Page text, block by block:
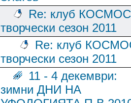
Re: клуб
творчески сезон 2011
Re: клуб
творчески сезон 2011
11 - 4 декември:
зимни ДНИ НА